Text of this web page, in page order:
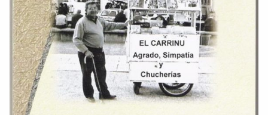
Colaboradores
AlkoTV
Biblioteca
Periódico Alconétar